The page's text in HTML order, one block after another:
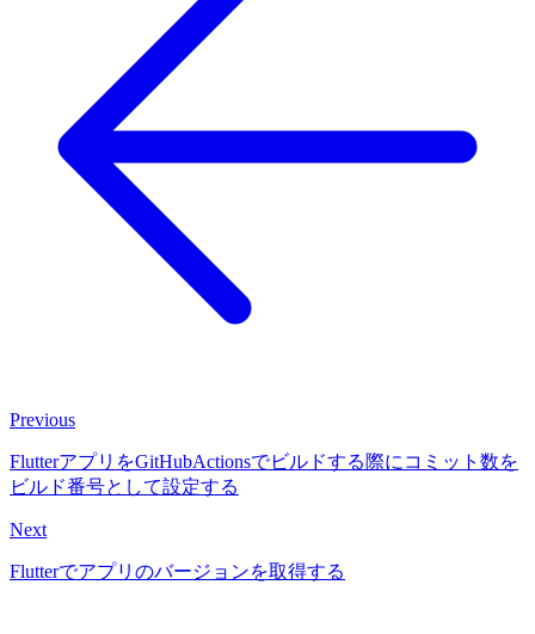
Previous
FlutterアプリをGitHubActionsでビルドする際にコミット数を
ビルド番号として設定する
Next
Flutterでアプリのバージョンを取得する